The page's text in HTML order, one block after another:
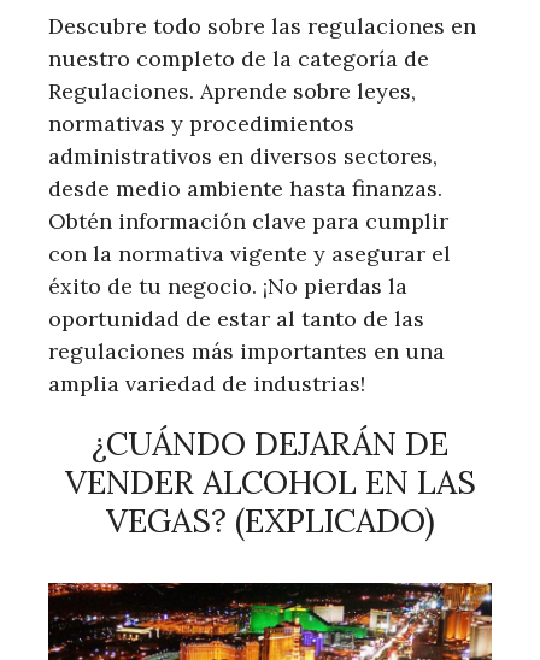
Descubre todo sobre las regulaciones en
nuestro completo de la categoría de
Regulaciones. Aprende sobre leyes,
normativas y procedimientos
administrativos en diversos sectores,
desde medio ambiente hasta finanzas.
Obtén información clave para cumplir
con la normativa vigente y asegurar el
éxito de tu negocio. ¡No pierdas la
oportunidad de estar al tanto de las
regulaciones más importantes en una
amplia variedad de industrias!
¿CUÁNDO DEJARÁN DE
VENDER ALCOHOL EN LAS
VEGAS? (EXPLICADO)